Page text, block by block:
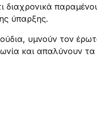
διαχρονικά
ύπαρξης.
υμνούν τον
και απαλύνουν τα